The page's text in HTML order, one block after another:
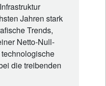
Jahren stark
Trends,
Netto-Null-
die treibenden